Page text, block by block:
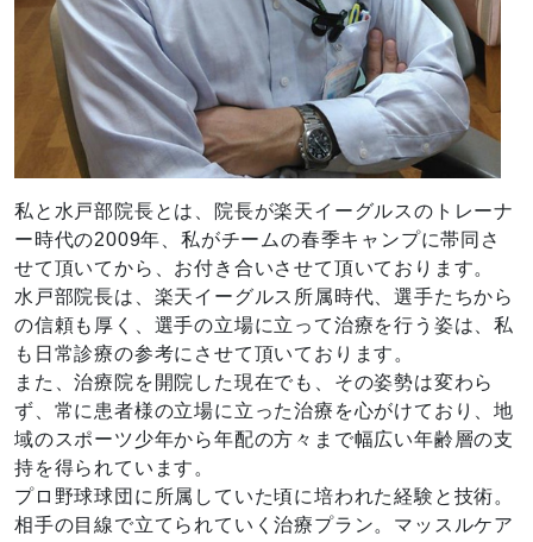
私と水戸部院長とは、院長が楽天イーグルスのトレーナ
ー時代の2009年、私がチームの春季キャンプに帯同さ
せて頂いてから、お付き合いさせて頂いております。
水戸部院長は、楽天イーグルス所属時代、選手たちから
の信頼も厚く、選手の立場に立って治療を行う姿は、私
も日常診療の参考にさせて頂いております。
また、治療院を開院した現在でも、その姿勢は変わら
ず、常に患者様の立場に立った治療を心がけており、地
域のスポーツ少年から年配の方々まで幅広い年齢層の支
持を得られています。
プロ野球球団に所属していた頃に培われた経験と技術。
相手の目線で立てられていく治療プラン。マッスルケア